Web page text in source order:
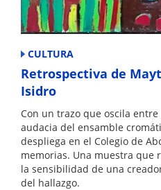
CULTURA
Retrospectiva de
Isidro
Con un trazo que oscila
audacia del ensamble
despliega en el Colegio de
memorias. Una muestra que
la sensibilidad de una
del hallazgo.